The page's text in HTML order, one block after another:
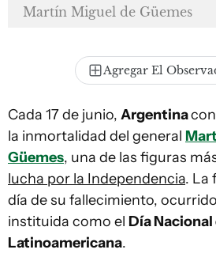
Martín Miguel de Güemes
Agregar El
Cada 17 de junio, Argentina
la inmortalidad del general
Güemes, una de las figuras
lucha por la Independencia. La
día de su fallecimiento, ocurrido
instituida como el Día
Latinoamericana.